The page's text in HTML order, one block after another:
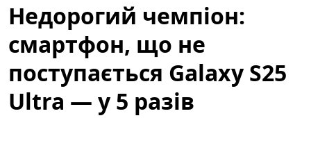
Недорогий чемпіон:
смартфон, що не
поступається Galaxy S25
Ultra — у 5 разів